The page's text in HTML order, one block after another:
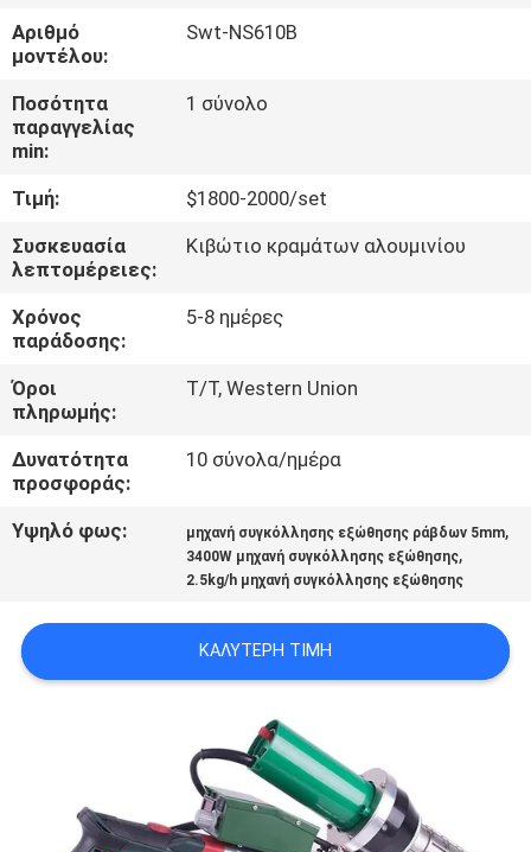
ΕΠΙΣΚΈΨΕΙΣ
ΣΤΟ
ΕΡΓΟΣΤΆΣΙΟ
ΈΛΕΓΧΟΣ
ΠΟΙΌΤΗΤΑΣ
ΕΠΙΚΟΙΝΩΝΉΣΤΕ
ΜΑΖΊ
ΜΑΣ
ΜΠΛΟΓΚ
ΖΗΤΉΣΤΕ
SITEMAP
Αριθμό
μοντέλου:
Swt-NS610B
Ποσότητα
παραγγελίας
min:
1 σύνολο
Τιμή:
$1800-2000/set
Συσκευασία
λεπτομέρειες:
Κιβώτιο κραμάτων αλουμινίου
Χρόνος
παράδοσης:
5-8 ημέρες
Όροι
πληρωμής:
T/T, Western Union
Δυνατότητα
προσφοράς:
10 σύνολα/ημέρα
Υψηλό φως: μηχανή συγκόλλησης εξώθησης ράβδων 5mm,
3400W μηχανή συγκόλλησης εξώθησης,
2.5kg/h μηχανή συγκόλλησης εξώθησης
ΚΑΛΎΤΕΡΗ ΤΙΜΉ